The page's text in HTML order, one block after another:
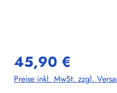
45,90 €
Preise inkl. MwSt. zzgl.